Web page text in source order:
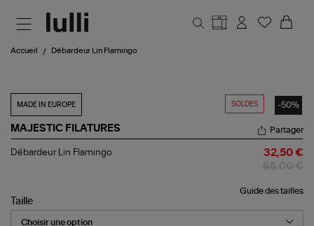
Accueil Débardeur Lin Flamingo
SOLDES -50%
MADE IN EUROPE
MAJESTIC FILATURES
Débardeur
Partager
Débardeur Lin Flamingo 32,50 €
Guide des tailles
Taille